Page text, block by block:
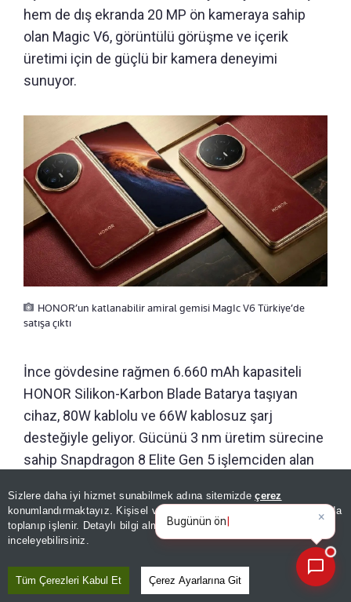
Sizlere daha iyi hizmet sunabilmek adına sitemizdeçerez
konumlandırmaktayız. Kişisel verileriniz, KVKK ve GDPR kapsamında
toplanıp işlenir. Detaylı bilgi almak içinAydınlatma Metnimizi
inceleyebilirsiniz.
Tüm Çerezleri Kabul Et Çerez Ayarlarına Git
hem de dış ekranda 20 MP ön kameraya sahip
olan Magic V6, görüntülü görüşme ve içerik
üretimi için de güçlü bir kamera deneyimi
sunuyor.
HONOR’un katlanabilir amiral gemisi MagIc V6 Türkiye’de
satışa çıktı
İnce gövdesine rağmen 6.660 mAh kapasiteli
HONOR Silikon-Karbon Blade Batarya taşıyan
cihaz, 80W kablolu ve 66W kablosuz şarj
desteğiyle geliyor. Gücünü 3 nm üretim sürecine
sahip Snapdragon 8 Elite Gen 5 işlemciden alan
depolama kapasitesiyle satışa sunuluyor. Cihaz,
MagicOS 10 ve Android 16 işletim sistemiyle
çalışıyor.
×
Bugünün öne çıkan manşetleri
ve gelişmeleri neler?